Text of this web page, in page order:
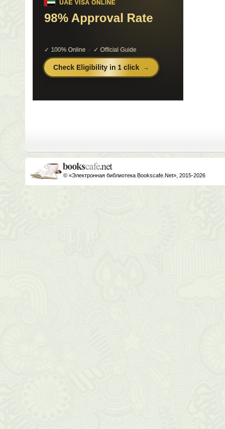
© «Электронная библиотека Bookscafe.Net», 2015-2026